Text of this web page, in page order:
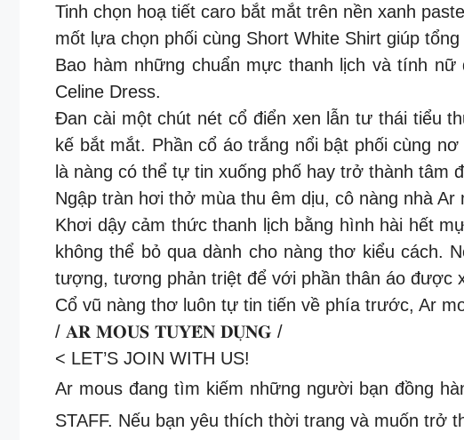
Tinh chọn hoạ tiết caro bắt mắt trên nền xanh
mốt lựa chọn phối cùng Short White Shirt giúp
Bao hàm những chuẩn mực thanh lịch và tính
Celine Dress.
Đan cài một chút nét cổ điển xen lẫn tư thái tiểu
kế bắt mắt. Phần cổ áo trắng nổi bật phối cùng
là nàng có thể tự tin xuống phố hay trở thành tâm
Ngập tràn hơi thở mùa thu êm dịu, cô nàng nhà
Khơi dậy cảm thức thanh lịch bằng hình hài hết
không thể bỏ qua dành cho nàng thơ kiểu cách.
tượng, tương phản triệt để với phần thân áo được
Cổ vũ nàng thơ luôn tự tin tiến về phía trước, Ar
/ 𝐀𝐑 𝐌𝐎𝐔𝐒 𝐓𝐔𝐘𝐄̂̉𝐍 𝐃𝐔̣𝐍𝐆 /
< LET’S JOIN WITH US!
Ar mous đang tìm kiếm những người bạn đồng
STAFF. Nếu bạn yêu thích thời trang và muốn trở